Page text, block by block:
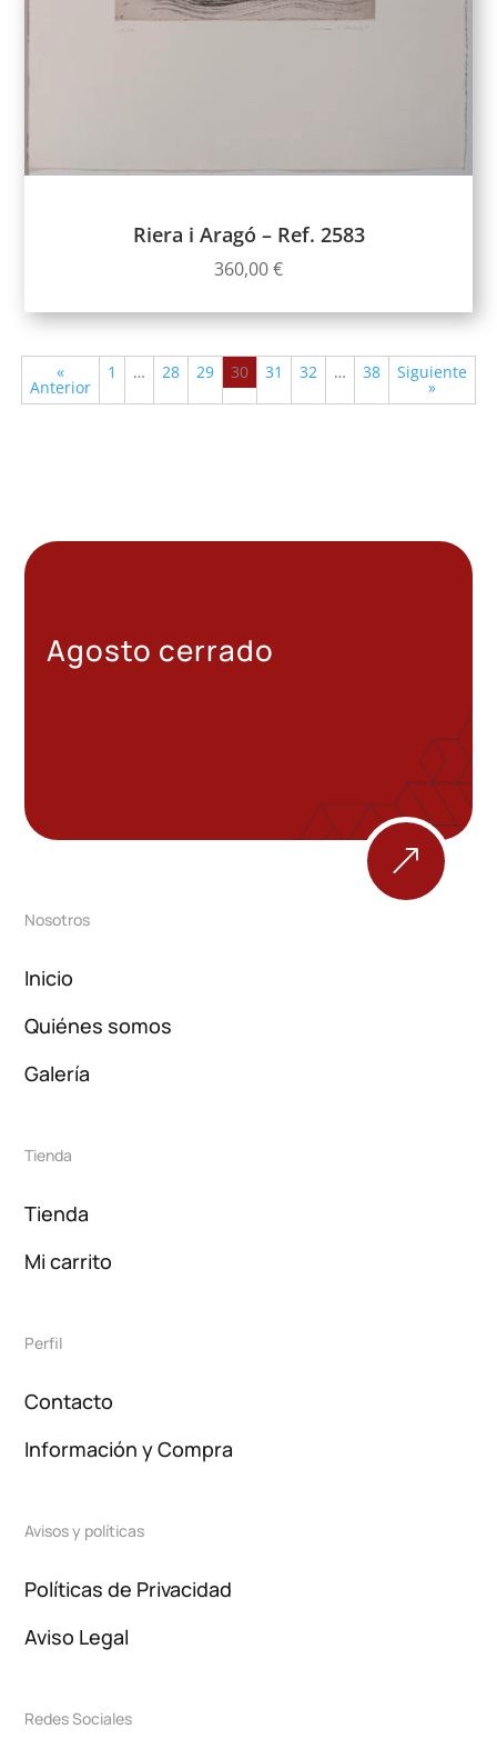
Riera i Aragó – Ref. 2583
360,00€
«
Anterior
1 … 28 29 30 31 32 … 38 Siguiente
»
Agosto cerrado
&
Nosotros
Inicio
Quiénes somos
Galería
Tienda
Tienda
Mi carrito
Perfil
Contacto
Información y Compra
Avisos y políticas
Políticas de Privacidad
Aviso Legal
Redes Sociales